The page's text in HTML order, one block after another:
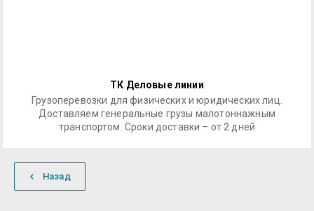
ТК Деловые линии
Грузоперевозки для физических и юридических лиц.
Доставляем генеральные грузы малотоннажным
транспортом. Сроки доставки – от 2 дней
Назад